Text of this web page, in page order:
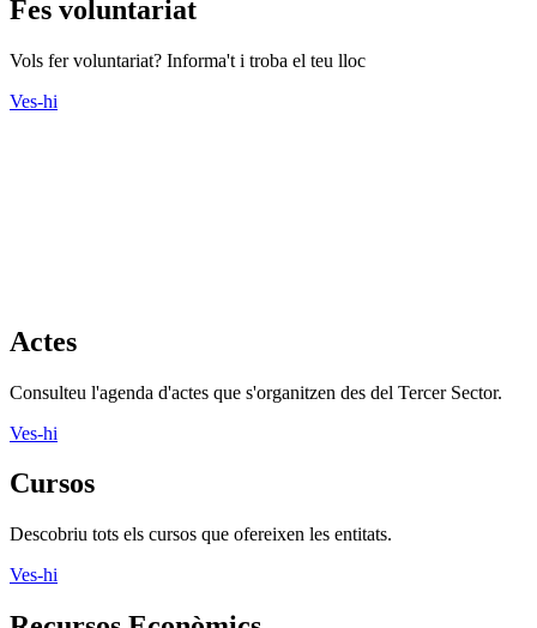
Fes voluntariat
Vols fer voluntariat? Informa't i troba el teu lloc
Ves-hi
Actes
Consulteu l'agenda d'actes que s'organitzen des del Tercer Sector.
Ves-hi
Cursos
Descobriu tots els cursos que ofereixen les entitats.
Ves-hi